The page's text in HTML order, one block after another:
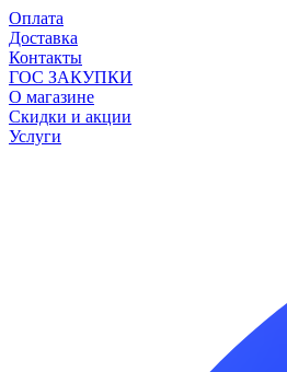
Оплата
Доставка
Контакты
ГОС ЗАКУПКИ
О магазине
Скидки и акции
Услуги